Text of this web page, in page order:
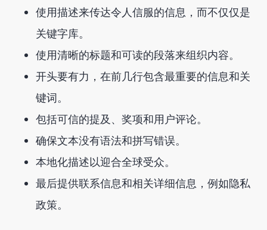
使用描述来传达令人信服的信息，而不仅仅是
关键字库。
使用清晰的标题和可读的段落来组织内容。
开头要有力，在前几行包含最重要的信息和关
键词。
包括可信的提及、奖项和用户评论。
确保文本没有语法和拼写错误。
本地化描述以迎合全球受众。
最后提供联系信息和相关详细信息，例如隐私
政策。